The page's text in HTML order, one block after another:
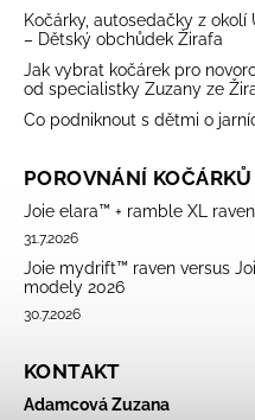
Kočárky, autosedačky z
– Dětský obchůdek Žirafa
Jak vybrat kočárek pro
od specialistky Zuzany ze
Co podniknout s dětmi o
POROVNÁNÍ KOČÁRKŮ
Joie elara™ + ramble XL
31.7.2026
Joie mydrift™ raven versus
modely 2026
30.7.2026
KONTAKT
Adamcová Zuzana